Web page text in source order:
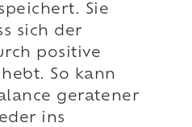
Sie
sich der
positive
So kann
geratener
ins